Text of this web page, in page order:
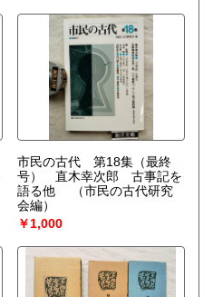
市民の古代 第18集（最終
号） 直木幸次郎 古事記を
語る他
（市民の古代研究
会編）
￥1,000